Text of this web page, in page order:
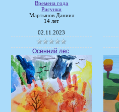
Времена года
Рисунки
Мартынов Даниил
14 лет
02.11.2023
Осенний лес